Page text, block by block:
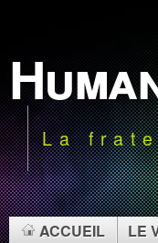
La
ACCUEIL LE